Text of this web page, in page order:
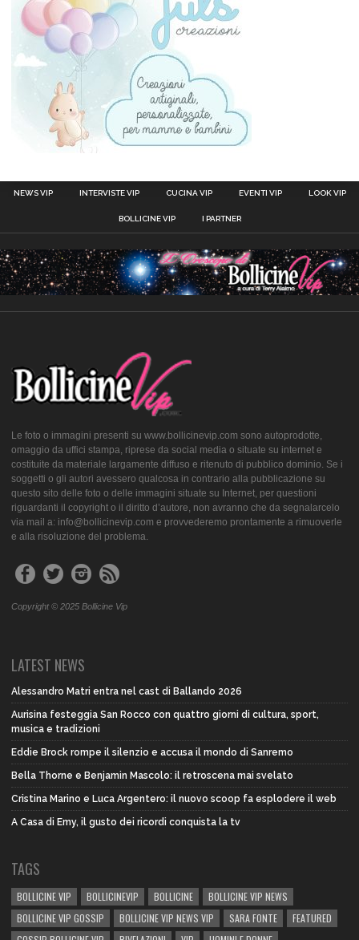
NEWS VIP INTERVISTE VIP CUCINA VIP EVENTI VIP LOOK VIP
BOLLICINE VIP I PARTNER
Le foto o immagini presenti su www.bollicinevip.com sono autoprodotte,
omaggio da uffici stampa, riprese da social media o situate su internet e
costituite da materiale largamente diffuso e ritenuto di pubblico dominio. Se i
soggetti o gli autori avessero qualcosa in contrario alla pubblicazione su
questo sito delle foto o delle immagini situate su Internet, per questioni
riguardanti il copyright o il diritto d’autore, non avranno che da segnalarcelo
via mail a: info@bollicinevip.com e provvederemo prontamente a rimuoverle
e alla risoluzione del problema.
Copyright © 2025 Bollicine Vip
LATEST NEWS
Alessandro Matri entra nel cast di Ballando 2026
Aurisina festeggia San Rocco con quattro giorni di cultura, sport,
musica e tradizioni
Eddie Brock rompe il silenzio e accusa il mondo di Sanremo
Bella Thorne e Benjamin Mascolo: il retroscena mai svelato
Cristina Marino e Luca Argentero: il nuovo scoop fa esplodere il web
A Casa di Emy, il gusto dei ricordi conquista la tv
TAGS
BOLLICINE VIP BOLLICINEVIP BOLLICINE
BOLLICINE VIP NEWS
BOLLICINE VIP GOSSIP
BOLLICINE VIP NEWS VIP SARA FONTE
FEATURED